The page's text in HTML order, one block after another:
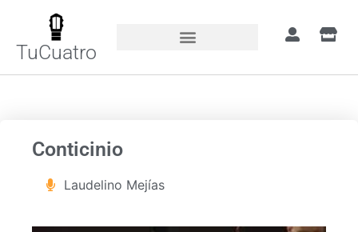
TuCuatro
Conticinio
Laudelino Mejías